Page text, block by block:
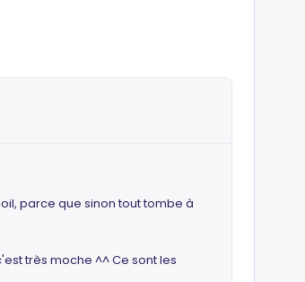
parce que sinon tout tombe à
très moche ^^ Ce sont les